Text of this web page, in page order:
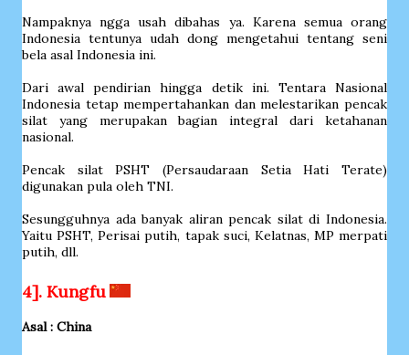
Nampaknya ngga usah dibahas ya. Karena semua orang
Indonesia tentunya udah dong mengetahui tentang seni
bela asal Indonesia ini.
Dari awal pendirian hingga detik ini. Tentara Nasional
Indonesia tetap mempertahankan dan melestarikan pencak
silat yang merupakan bagian integral dari ketahanan
nasional.
Pencak silat PSHT (Persaudaraan Setia Hati Terate)
digunakan pula oleh TNI.
Sesungguhnya ada banyak aliran pencak silat di Indonesia.
Yaitu PSHT, Perisai putih, tapak suci, Kelatnas, MP merpati
putih, dll.
4]. Kungfu
Asal : China